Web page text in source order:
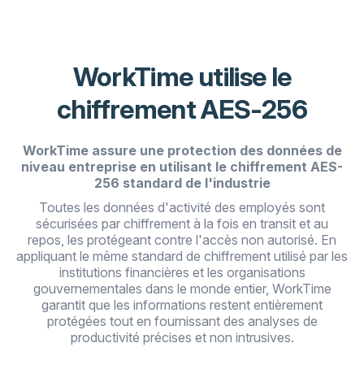
WorkTime utilise le
chiffrement AES-256
WorkTime assure une protection des données de
niveau entreprise en utilisant le chiffrement AES-
256 standard de l'industrie
Toutes les données d'activité des employés sont
sécurisées par chiffrement à la fois en transit et au
repos, les protégeant contre l'accès non autorisé. En
appliquant le même standard de chiffrement utilisé par les
institutions financières et les organisations
gouvernementales dans le monde entier, WorkTime
garantit que les informations restent entièrement
protégées tout en fournissant des analyses de
productivité précises et non intrusives.